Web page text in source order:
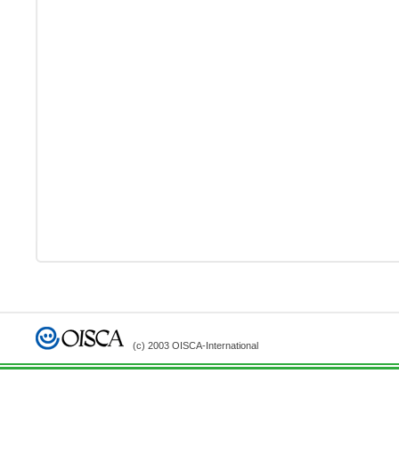
(c) 2003 OISCA-International